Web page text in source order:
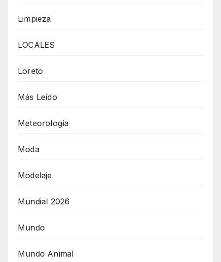
Limpieza
LOCALES
Loreto
Más Leído
Meteorología
Moda
Modelaje
Mundial 2026
Mundo
Mundo Animal